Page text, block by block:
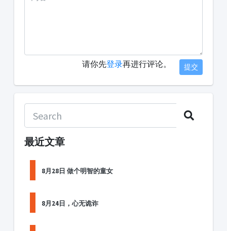
请你先登录再进行评论。 提交
最近文章
8月28日 做个明智的童女
8月24日，心无诡诈